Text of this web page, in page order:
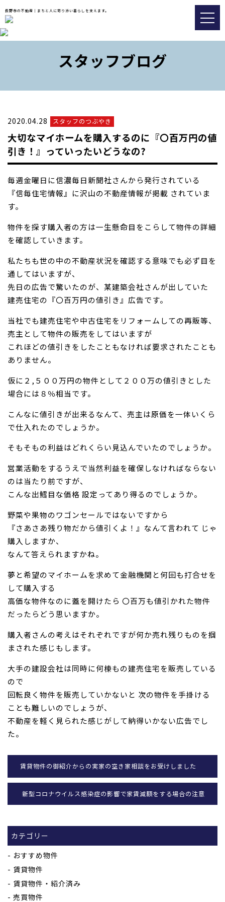
長野市の不動産｜まちと人に寄り添い暮らしを支えます。
026-217-8533
おすすめ物件
スタッフブログ
アクセス
スタッフブログ
2020.04.28 スタッフのつぶやき
大切なマイホームを購入するのに『〇百万円の値
引き！』っていったいどうなの?
毎週金曜日に信濃毎日新聞社さんから発行されている
『信毎住宅情報』に沢山の不動産情報が掲載 されていま
す。
物件を探す購入者の方は一生懸命目をこらして物件の詳細
を確認していきます。
私たちも世の中の不動産状況を確認する意味でも必ず目を
通してはいますが、
先日の広告で驚いたのが、某建築会社さんが出していた
建売住宅の『〇百万円の値引き』広告です。
当社でも建売住宅や中古住宅をリフォームしての再販等、
売主として物件の販売をしてはいますが
これほどの値引きをしたこともなければ要求されたことも
ありません。
仮に２,５００万円の物件として２００万の値引きとした
場合には８％相当です。
こんなに値引きが出来るなんて、売主は原価を一体いくら
で仕入れたのでしょうか。
そもそもの利益はどれくらい見込んでいたのでしょうか。
営業活動をするうえで当然利益を確保しなければならない
のは当たり前ですが、
こんな出鱈目な価格 設定ってあり得るのでしょうか。
野菜や果物のワゴンセールではないですから
『さあさあ残り物だから値引くよ！』なんて言われて じゃ
購入しますか、
なんて答えられますかね。
夢と希望のマイホームを求めて金融機関と何回も打合せを
して購入する
高価な物件なのに蓋を開けたら 〇百万も値引かれた物件
だったらどう思いますか。
購入者さんの考えはそれぞれですが何か売れ残りものを掴
まされた感じもします。
大手の建設会社は同時に何棟もの建売住宅を販売している
ので
回転良く物件を販売していかないと 次の物件を手掛ける
ことも難しいのでしょうが、
不動産を軽く見られた感じがして納得いかない広告でし
た。
賃貸物件の御紹介からの実家の空き家相談をお受けしました
新型コロナウイルス感染症の影響で家賃減額をする場合の注意
カテゴリー
おすすめ物件
賃貸物件
賃貸物件・紹介済み
売買物件